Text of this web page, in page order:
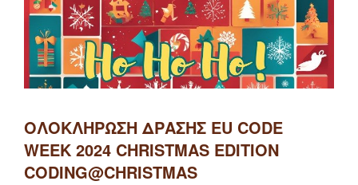
ΟΛΟΚΛΉΡΩΣΗ ΔΡΆΣΗΣ EU CODE
WEEK 2024 CHRISTMAS EDITION
CODING@CHRISTMAS